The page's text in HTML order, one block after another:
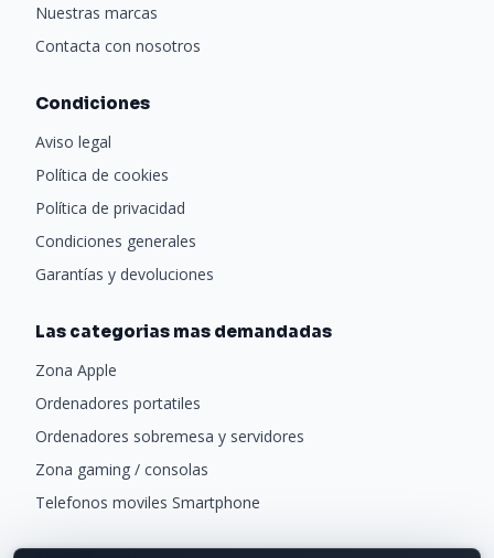
Nuestras marcas
Contacta con nosotros
Condiciones
Aviso legal
Política de cookies
Política de privacidad
Condiciones generales
Garantías y devoluciones
Las categorias mas demandadas
Zona Apple
Ordenadores portatiles
Ordenadores sobremesa y servidores
Zona gaming / consolas
Telefonos moviles Smartphone